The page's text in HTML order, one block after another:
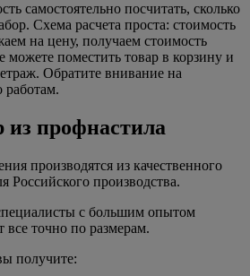
самостоятельно посчитать, сколько
Схема расчета проста: стоимость
на цену, получаем стоимость
можете поместить товар в корзину и
Обратите внивание на
из профнастила
производятся из качественного
Российского производства.
с большим опытом
все точно по размерам.
получите: